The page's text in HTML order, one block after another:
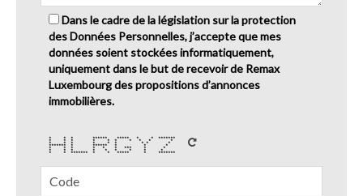
Dans le cadre de la législation sur la protection
des Données Personnelles, j’accepte que mes
données soient stockées informatiquement,
uniquement dans le but de recevoir de Remax
Luxembourg des propositions d’annonces
immobilières.
* * * ****** ***** * * *******
* * * * * * * * * *
* * * * * * * * *
******* * ****** * * *
* * * * * * *** * *
* * * * * * * * *
* * ******* * * ***** * *******